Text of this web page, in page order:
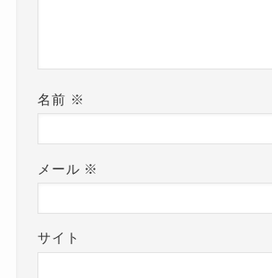
名前 ※
メール ※
サイト